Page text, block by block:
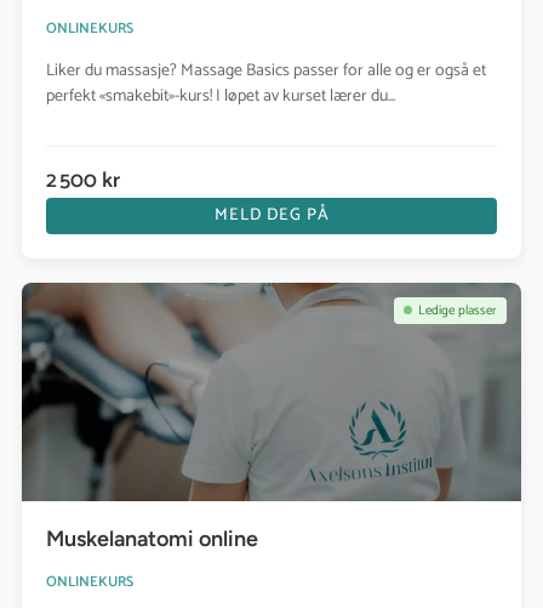
ONLINEKURS
Liker du massasje? Massage Basics passer for alle og er også et
perfekt «smakebit»-kurs! I løpet av kurset lærer du...
2 500 kr
MELD DEG PÅ
Se kurs: Muskelanatomi online Ledige plasser
Muskelanatomi online
ONLINEKURS